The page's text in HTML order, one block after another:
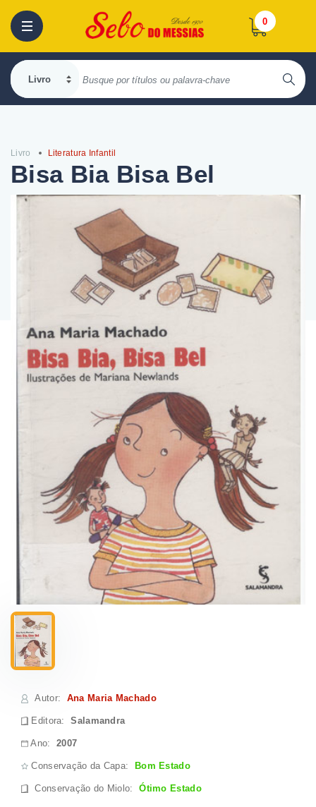
0
Livro Literatura Infantil
Bisa Bia Bisa Bel
Autor: Ana Maria Machado
Editora:Salamandra
Ano:2007
Conservação da Capa: Bom Estado
Conservação do Miolo:Ótimo Estado